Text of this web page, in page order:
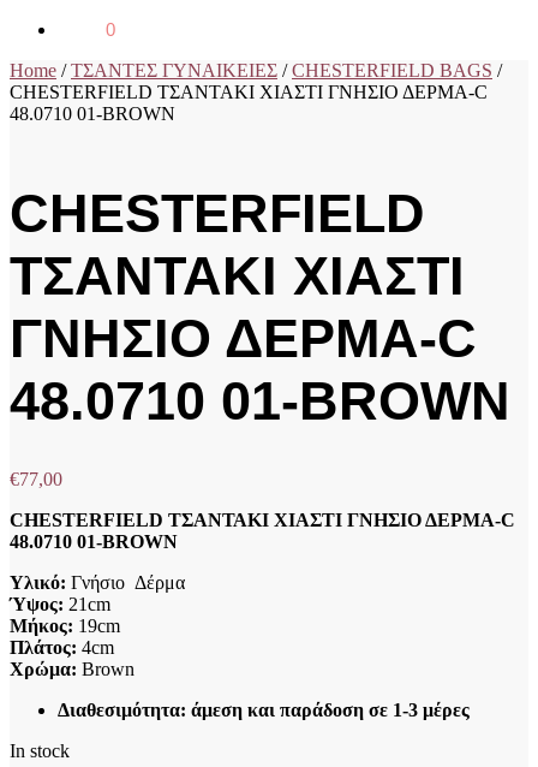
0
Home /ΤΣΑΝΤΕΣ ΓΥΝΑΙΚΕΙΕΣ /CHESTERFIELD BAGS /
CHESTERFIELD ΤΣΑΝΤΑΚΙ ΧΙΑΣΤΙ ΓΝΗΣΙΟ ΔΕΡΜΑ-C
48.0710 01-BROWN
CHESTERFIELD
ΤΣΑΝΤΑΚΙ ΧΙΑΣΤΙ
ΓΝΗΣΙΟ ΔΕΡΜΑ-C
48.0710 01-BROWN
€77,00
CHESTERFIELD ΤΣΑΝΤΑΚΙ ΧΙΑΣΤΙ ΓΝΗΣΙΟ ΔΕΡΜΑ-C
48.0710 01-BROWN
Υλικό: Γνήσιο Δέρμα
Ύψος: 21cm
Μήκος: 19cm
Πλάτος: 4cm
Χρώμα: Brown
Διαθεσιμότητα: άμεση και παράδοση σε 1-3 μέρες
In stock